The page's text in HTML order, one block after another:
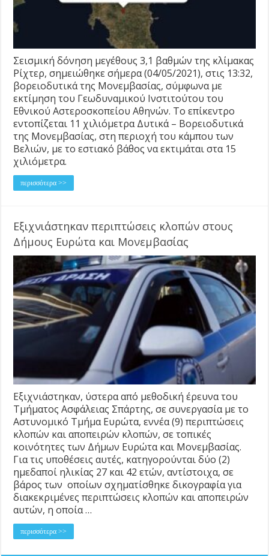
Σεισμική δόνηση μεγέθους 3,1 βαθμών της κλίμακας
Ρίχτερ, σημειώθηκε σήμερα (04/05/2021), στις 13:32,
βορειοδυτικά της Μονεμβασίας, σύμφωνα με
εκτίμηση του Γεωδυναμικού Ινστιτούτου του
Εθνικού Αστεροσκοπείου Αθηνών. Το επίκεντρο
εντοπίζεται 11 χιλιόμετρα Δυτικά – Βορειοδυτικά
της Μονεμβασίας, στη περιοχή του κάμπου των
Βελιών, με το εστιακό βάθος να εκτιμάται στα 15
χιλιόμετρα.
περισσότερα >>
Εξιχνιάστηκαν περιπτώσεις κλοπών στους
Δήμους Ευρώτα και Μονεμβασίας
Εξιχνιάστηκαν, ύστερα από μεθοδική έρευνα του
Τμήματος Ασφάλειας Σπάρτης, σε συνεργασία με το
Αστυνομικό Τμήμα Ευρώτα, εννέα (9) περιπτώσεις
κλοπών και αποπειρών κλοπών, σε τοπικές
κοινότητες των Δήμων Ευρώτα και Μονεμβασίας.
Για τις υποθέσεις αυτές, κατηγορούνται δύο (2)
ημεδαποί ηλικίας 27 και 42 ετών, αντίστοιχα, σε
βάρος των οποίων σχηματίσθηκε δικογραφία για
διακεκριμένες περιπτώσεις κλοπών και αποπειρών
αυτών, η οποία …
περισσότερα >>